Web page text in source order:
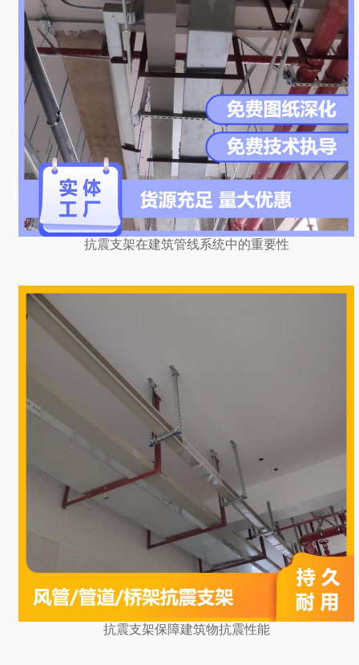
抗震支架在建筑管线系统中的重要性
抗震支架保障建筑物抗震性能